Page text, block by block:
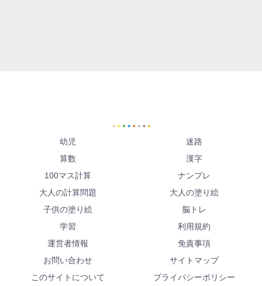
幼児
迷路
算数
漢字
100マス計算
ナンプレ
大人の計算問題
大人の塗り絵
子供の塗り絵
脳トレ
学習
利用規約
運営者情報
免責事項
お問い合わせ
サイトマップ
このサイトについて
プライバシーポリシー